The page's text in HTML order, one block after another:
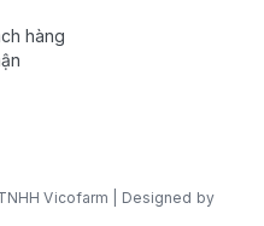
hàng
Vicofarm | Designed by